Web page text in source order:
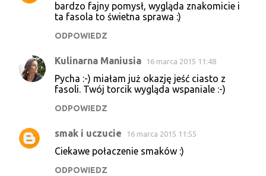
e
bardzo fajny pomysł, wygląda znakomicie i
ta fasola to świetna sprawa :)
ODPOWIEDZ
Kulinarna Maniusia 16 marca 2015 11:48
Pycha :-) miałam już okazję jeść ciasto z
fasoli. Twój torcik wygląda wspaniale :-)
ODPOWIEDZ
smak i uczucie 16 marca 2015 11:55
Ciekawe połaczenie smaków :)
ODPOWIEDZ